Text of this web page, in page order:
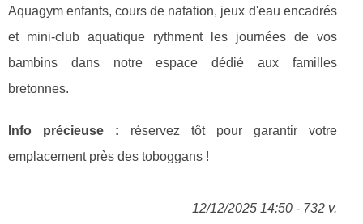
Aquagym enfants, cours de natation, jeux d'eau encadrés
et mini-club aquatique rythment les journées de vos
bambins dans notre espace dédié aux familles
bretonnes.
Info précieuse : réservez tôt pour garantir votre
emplacement près des toboggans !
12/12/2025 14:50 - 732 v.